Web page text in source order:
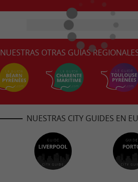
NUESTRAS OTRAS GUÍAS
NUESTRAS CITY GUIDES EN